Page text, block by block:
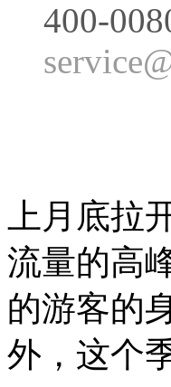
400-
上月底拉
流量的高
的游客的
外，这个